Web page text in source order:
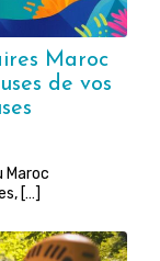
Maroc
de vos
Maroc
[…]